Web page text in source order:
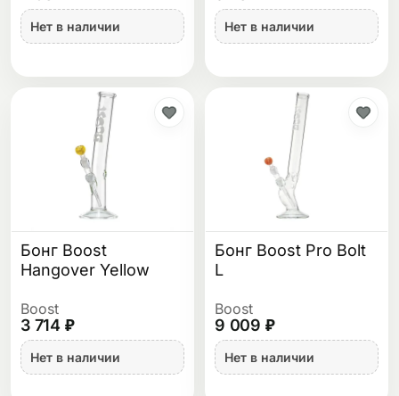
Нет в наличии Нет в наличии
Бонг Boost
Hangover Yellow
Boost
3 714 ₽
Нет в наличии
Бонг Boost Pro Bolt
L
Boost
9 009 ₽
Нет в наличии